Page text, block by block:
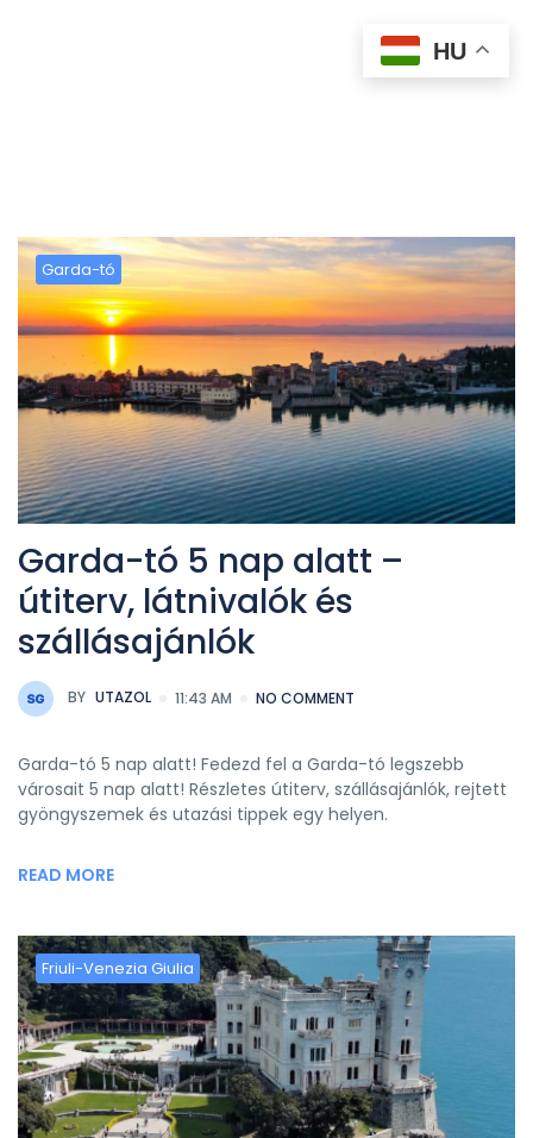
Garda-tó
Garda-tó 5 nap alatt –
útiterv, látnivalók és
szállásajánlók
BY UTAZOL 11:43 AM NO COMMENT
Garda-tó 5 nap alatt! Fedezd fel a Garda-tó legszebb
városait 5 nap alatt! Részletes útiterv, szállásajánlók, rejtett
gyöngyszemek és utazási tippek egy helyen.
READ MORE
Friuli-Venezia Giulia
HU